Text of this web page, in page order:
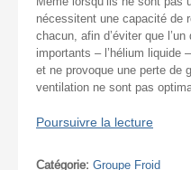
nécessitent une capacité de
chacun, afin d’éviter que
importants – l’hélium liquide
et ne provoque une perte de
ventilation ne sont pas
Poursuivre la lecture
Catégorie: Groupe Froid